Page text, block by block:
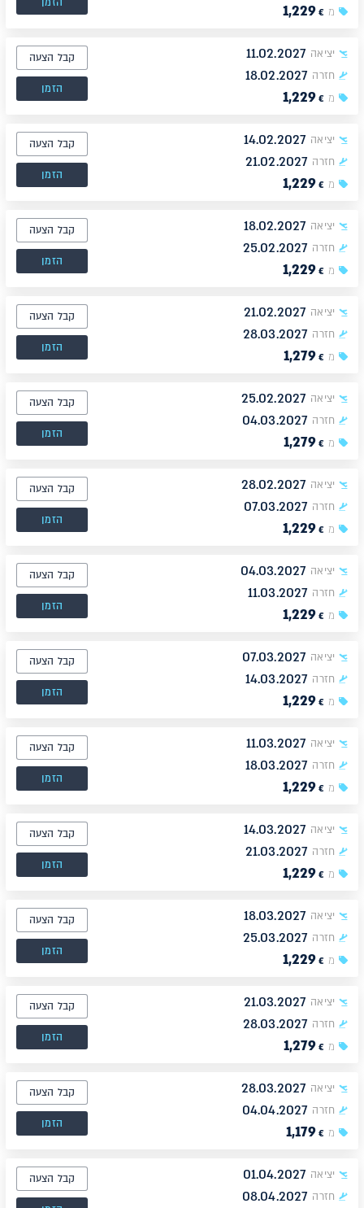
מ 1,229 €
יציאה 11.02.2027
חזרה 18.02.2027
מ 1,229 €
קבל הצעה
הזמן
יציאה 14.02.2027
חזרה 21.02.2027
מ 1,229 €
קבל הצעה
הזמן
יציאה 18.02.2027
חזרה 25.02.2027
מ 1,229 €
קבל הצעה
הזמן
יציאה 21.02.2027
חזרה 28.03.2027
מ 1,279 €
קבל הצעה
הזמן
יציאה 25.02.2027
חזרה 04.03.2027
מ 1,279 €
קבל הצעה
הזמן
יציאה 28.02.2027
חזרה 07.03.2027
מ 1,229 €
קבל הצעה
הזמן
יציאה 04.03.2027
חזרה 11.03.2027
מ 1,229 €
קבל הצעה
הזמן
יציאה 07.03.2027
חזרה 14.03.2027
מ 1,229 €
קבל הצעה
הזמן
יציאה 11.03.2027
חזרה 18.03.2027
מ 1,229 €
קבל הצעה
הזמן
יציאה 14.03.2027
חזרה 21.03.2027
מ 1,229 €
קבל הצעה
הזמן
יציאה 18.03.2027
חזרה 25.03.2027
מ 1,229 €
קבל הצעה
הזמן
יציאה 21.03.2027
חזרה 28.03.2027
מ 1,279 €
קבל הצעה
הזמן
יציאה 28.03.2027
חזרה 04.04.2027
מ 1,179 €
קבל הצעה
הזמן
יציאה 01.04.2027
חזרה 08.04.2027
קבל הצעה